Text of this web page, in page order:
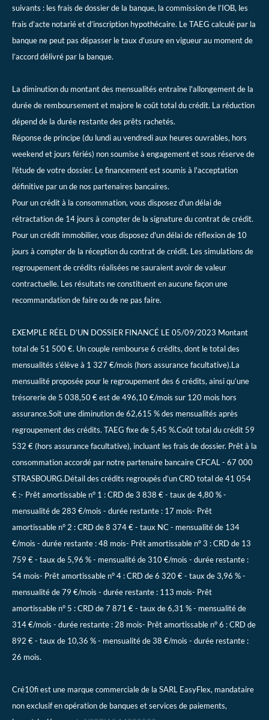
suivants : les frais de dossier de la banque, la commission de l’IOB, les
frais d’acte notarié et d’inscription hypothécaire. Le TAEG calculé par la
banque ne peut pas dépasser le taux d’usure en vigueur au moment de
l’accord délivré par la banque.
La diminution du montant des mensualités entraîne l'allongement de la
durée de remboursement et majore le coût total du crédit. La réduction
dépend de la durée restante des prêts rachetés.
Réponse de principe (du lundi au vendredi aux heures ouvrables, hors
weekend et jours fériés) non soumise à engagement et sous réserve de
l'étude de votre dossier. Le financement est soumis à l'acceptation
définitive par un de nos partenaires bancaires.
Pour un crédit à la consommation, vous disposez d'un délai de
rétractation de 14 jours à compter de la signature du contrat de crédit.
Pour un crédit immobilier, vous disposez d'un délai de réflexion de 10
jours à compter de la réception du contrat de crédit. Les simulations de
regroupement de crédits réalisées ne sauraient avoir de valeur
contractuelle. Les résultats ne constituent en aucune façon une
recommandation de faire ou de ne pas faire.
EXEMPLE RÉEL D’UN DOSSIER FINANCÉ LE 05/09/2023 Montant
total de 51 500 €. Un couple rembourse 6 crédits, dont le total des
mensualités s’élève à 1 327 €/mois (hors assurance facultative).La
mensualité proposée pour le regroupement des 6 crédits, ainsi qu’une
trésorerie de 5 038,50 € est de 496,10 €/mois sur 120 mois hors
assurance.Soit une diminution de 62,615 % des mensualités après
regroupement des crédits. TAEG fixe de 5,45 %.Coût total du crédit 59
532 € (hors assurance facultative), incluant les frais de dossier. Prêt à la
consommation accordé par notre partenaire bancaire CFCAL - 67 000
STRASBOURG.Détail des crédits regroupés d’un CRD total de 41 054
€ :- Prêt amortissable n° 1 : CRD de 3 838 € - taux de 4,80 % -
mensualité de 283 €/mois - durée restante : 17 mois- Prêt
amortissable n° 2 : CRD de 8 374 € - taux NC - mensualité de 134
€/mois - durée restante : 48 mois- Prêt amortissable n° 3 : CRD de 13
759 € - taux de 5,96 % - mensualité de 310 €/mois - durée restante :
54 mois- Prêt amortissable n° 4 : CRD de 6 320 € - taux de 3,96 % -
mensualité de 79 €/mois - durée restante : 113 mois- Prêt
amortissable n° 5 : CRD de 7 871 € - taux de 6,31 % - mensualité de
314 €/mois - durée restante : 28 mois- Prêt amortissable n° 6 : CRD de
892 € - taux de 10,36 % - mensualité de 38 €/mois - durée restante :
26 mois.
Cré10fi est une marque commerciale de la SARL EasyFlex, mandataire
non exclusif en opération de banques et services de paiements,